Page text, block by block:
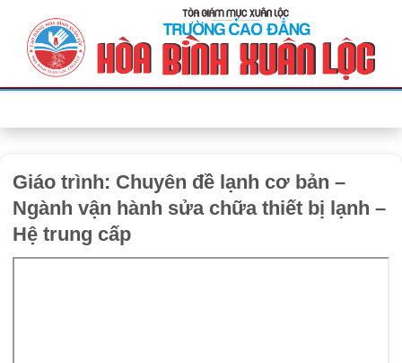
Giáo trình: Chuyên đề lạnh cơ bản –
Ngành vận hành sửa chữa thiết bị lạnh –
Hệ trung cấp